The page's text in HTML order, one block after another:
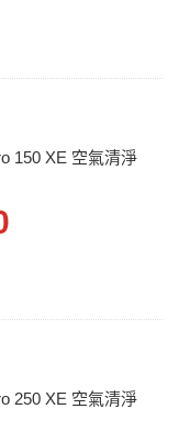
150 XE 空氣清淨
250 XE 空氣清淨